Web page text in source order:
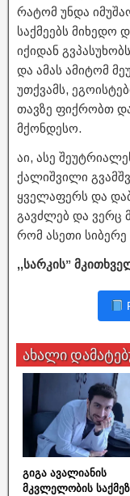
რატომ უნდა
საქმეებს მიხედო
იქიდან
და ამას ამიტომ
უთქვამს,
თავზე ფიქრობთ
მქონდესო.
აი, ასე
ქალიშვილი
ყველაფერს და
გავძლებ და ვერც
რომ ასეთი
,,სარკის”
ახალი
გიგა ავალიანის
მკვლელობის